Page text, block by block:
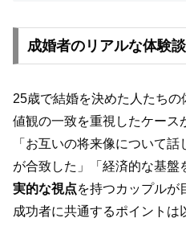
成婚者のリアルな体験
25歳で結婚を決めた人たち
値観の一致を重視したケース
「お互いの将来像について
が合致した」「経済的な基盤
実的な視点を持つカップルが
成功者に共通するポイントは